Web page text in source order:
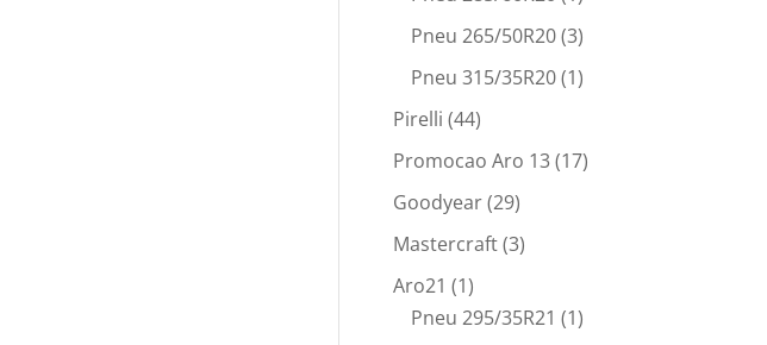
Pneu 265/50R20(3)
Pneu 315/35R20(1)
Pirelli (44)
Promocao Aro 13(17)
Goodyear(29)
Mastercraft(3)
Aro21 (1)
Pneu 295/35R21 (1)